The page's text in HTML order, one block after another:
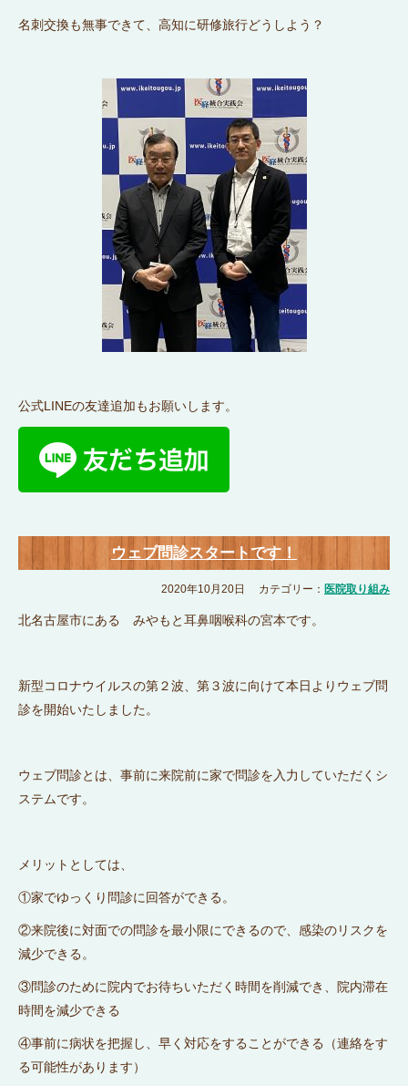
名刺交換も無事できて、高知に研修旅行どうしよう？
公式LINEの友達追加もお願いします。
ウェブ問診スタートです！
2020年10月20日 カテゴリー： 医院取り組み
北名古屋市にある みやもと耳鼻咽喉科の宮本です。
新型コロナウイルスの第２波、第３波に向けて本日よりウェブ問
診を開始いたしました。
ウェブ問診とは、事前に来院前に家で問診を入力していただくシ
ステムです。
メリットとしては、
①家でゆっくり問診に回答ができる。
②来院後に対面での問診を最小限にできるので、感染のリスクを
減少できる。
③問診のために院内でお待ちいただく時間を削減でき、院内滞在
時間を減少できる
④事前に病状を把握し、早く対応をすることができる（連絡をす
る可能性があります）